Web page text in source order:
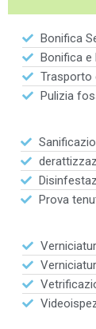
Bonifica
Bonifica e
Trasporto
Pulizia
Prova